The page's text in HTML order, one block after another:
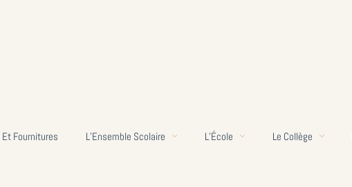
Fournitures L’Ensemble Scolaire L’École Le Collège